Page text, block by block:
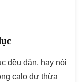
đều đặn, hay nói
calo dư thừa